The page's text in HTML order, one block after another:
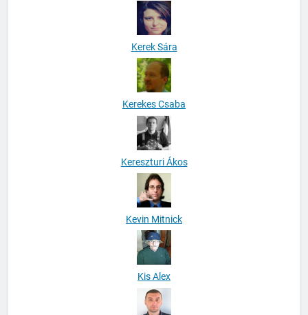
Kerek Sára
Kerekes Csaba
Kereszturi Ákos
Kevin Mitnick
Kis Alex